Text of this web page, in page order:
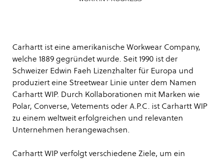
Carhartt ist eine amerikanische Workwear Company,
welche 1889 gegründet wurde. Seit 1990 ist der
Schweizer Edwin Faeh Lizenzhalter für Europa und
produziert eine Streetwear Linie unter dem Namen
Carhartt WIP. Durch Kollaborationen mit Marken wie
Polar, Converse, Vetements oder A.P.C. ist Carhartt WIP
zu einem weltweit erfolgreichen und relevanten
Unternehmen herangewachsen.
Carhartt WIP verfolgt verschiedene Ziele, um ein